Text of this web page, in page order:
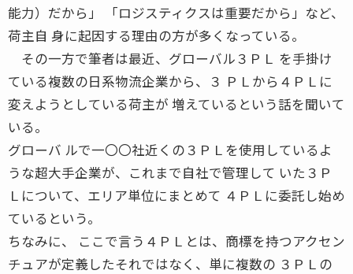
能力）だから」 「ロジスティクスは重要だから」など、
荷主自 身に起因する理由の方が多くなっている。
その一方で筆者は最近、グローバル３ＰＬ を手掛け
ている複数の日系物流企業から、３ ＰＬから４ＰＬに
変えようとしている荷主が 増えているという話を聞いて
いる。
グローバ ルで一〇〇社近くの３ＰＬを使用しているよ
うな超大手企業が、これまで自社で管理して いた３Ｐ
Ｌについて、エリア単位にまとめて ４ＰＬに委託し始め
ているという。
ちなみに、 ここで言う４ＰＬとは、商標を持つアクセン
チュアが定義したそれではなく、単に複数の ３ＰＬの